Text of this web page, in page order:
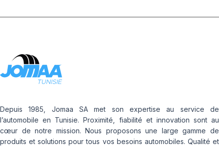
Depuis 1985, Jomaa SA met son expertise au service de
l’automobile en Tunisie. Proximité, fiabilité et innovation sont au
cœur de notre mission. Nous proposons une large gamme de
produits et solutions pour tous vos besoins automobiles. Qualité et